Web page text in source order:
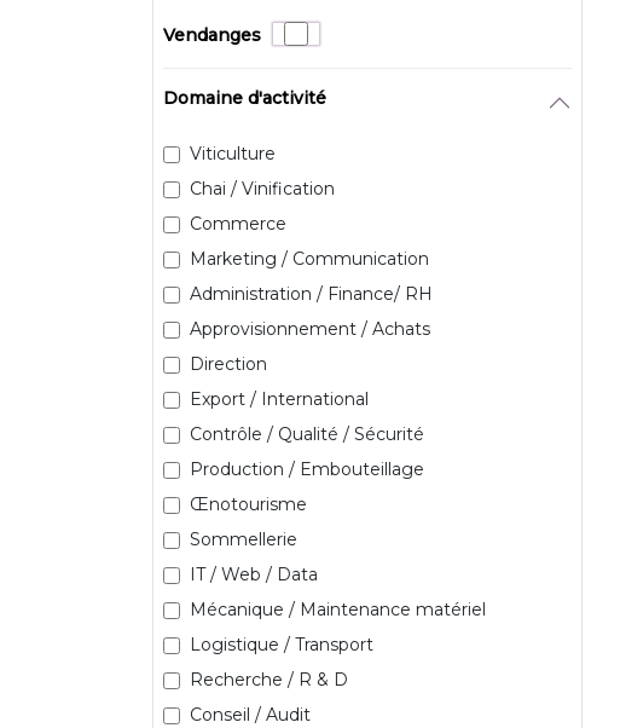
Vendanges
Domaine d'activité
Viticulture
Chai / Vinification
Commerce
Marketing / Communication
Administration / Finance/ RH
Approvisionnement / Achats
Direction
Export / International
Contrôle / Qualité / Sécurité
Production / Embouteillage
Œnotourisme
Sommellerie
IT / Web / Data
Mécanique / Maintenance matériel
Logistique / Transport
Recherche / R & D
Conseil / Audit